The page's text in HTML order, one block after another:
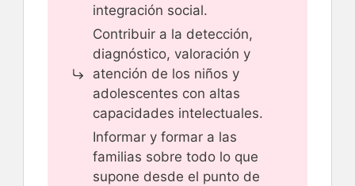
integración social.
Contribuir a la detección,
diagnóstico, valoración y
atención de los niños y
adolescentes con altas
capacidades intelectuales.
Informar y formar a las
familias sobre todo lo que
supone desde el punto de